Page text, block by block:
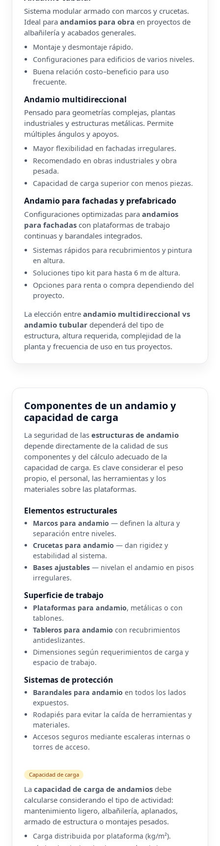
Sistema modular armado con marcos y crucetas.
Ideal para andamios para obra en proyectos de
albañilería y acabados generales.
Montaje y desmontaje rápido.
Configuraciones para edificios de varios niveles.
Buena relación costo–beneficio para uso
frecuente.
Andamio multidireccional
Pensado para geometrías complejas, plantas
industriales y estructuras metálicas. Permite
múltiples ángulos y apoyos.
Mayor flexibilidad en fachadas irregulares.
Recomendado en obras industriales y obra
pesada.
Capacidad de carga superior con menos piezas.
Andamio para fachadas y prefabricado
Configuraciones optimizadas para andamios
para fachadas con plataformas de trabajo
continuas y barandales integrados.
Sistemas rápidos para recubrimientos y pintura
en altura.
Soluciones tipo kit para hasta 6 m de altura.
Opciones para renta o compra dependiendo del
proyecto.
La elección entre andamio multidireccional vs
andamio tubular dependerá del tipo de
estructura, altura requerida, complejidad de la
planta y frecuencia de uso en tus proyectos.
Componentes de un andamio y
capacidad de carga
La seguridad de las estructuras de andamio
depende directamente de la calidad de sus
componentes y del cálculo adecuado de la
capacidad de carga. Es clave considerar el peso
propio, el personal, las herramientas y los
materiales sobre las plataformas.
Elementos estructurales
Marcos para andamio — definen la altura y
separación entre niveles.
Crucetas para andamio — dan rigidez y
estabilidad al sistema.
Bases ajustables— nivelan el andamio en pisos
irregulares.
Superficie de trabajo
Plataformas para andamio, metálicas o con
tablones.
Tableros para andamio con recubrimientos
antideslizantes.
Dimensiones según requerimientos de carga y
espacio de trabajo.
Sistemas de protección
Barandales para andamio en todos los lados
expuestos.
Rodapiés para evitar la caída de herramientas y
materiales.
Accesos seguros mediante escaleras internas o
torres de acceso.
Capacidad de carga
La capacidad de carga de andamios debe
calcularse considerando el tipo de actividad:
mantenimiento ligero, albañilería, aplanados,
armado de estructura o montajes pesados.
Carga distribuida por plataforma (kg/m²).